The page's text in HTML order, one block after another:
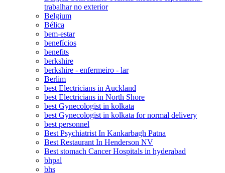
trabalhar no exterior
Belgium
Bélica
bem-estar
benefícios
benefits
berkshire
berkshire - enfermeiro - lar
Berlim
best Electricians in Auckland
best Electricians in North Shore
best Gynecologist in kolkata
best Gynecologist in kolkata for normal delivery
best personnel
Best Psychiatrist In Kankarbagh Patna
Best Restaurant In Henderson NV
Best stomach Cancer Hospitals in hyderabad
bhpal
bhs